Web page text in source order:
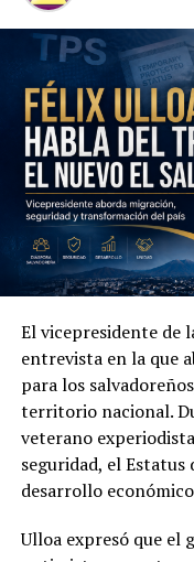
Miguel Pereira entrará a
contienda por la
presidencial del FMLN
19 abril, 2018
En «Política»
CANCILLER DE LA
GERSON
PARTIDO DE
PRINCIPAL1
UP NEXT
Miguel Pereira
elecciones internas
Fallece de un infarto
El vicepresidente de
entrevista en la que
para los
territorio nacional.
veterano
seguridad, el
desarrollo
Ulloa expresó que el